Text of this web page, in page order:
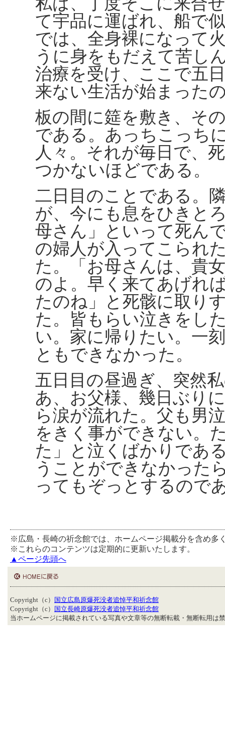
て宇品に運ばれ、船で
では、全身裸になって
うに身をもだえて苦し
治療を受け、ここで五
来ない生活が始まった
板の間に筵を敷き、そ
である。あっちこっち
人々。それが毎日で、
つかないほどである。
二日目のことである。
が、今にも息をひきと
母さん」といって死ん
の婦人が入ってこられ
た。「お母さんは、貴
のよ。早く来てあげれ
たのね」と死骸に取り
た。皆もらい泣きをし
い。家に帰りたい。一
ともできなかった。
五日目の昼過ぎ、突然
あ、お父様、幾日ぶり
ら涙が流れた。父も男
をきく事ができない。
た」と泣くばかりであ
うことができなかった
ってもぞっとするので
※広島・長崎の祈念館では、ホームページ掲載分を含め多
※これらのコンテンツは定期的に更新いたします。
▲ページ先頭へ
Copyright（c）
国立広島原爆死没者追悼平和祈念館
Copyright（c）
国立長崎原爆死没者追悼平和祈念館
当ホームページに掲載されている写真や文章等の無断転載・無断転用は